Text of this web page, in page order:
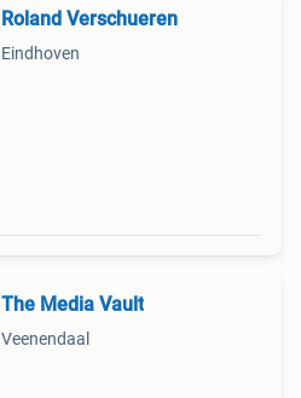
Roland Verschueren
Eindhoven
The Media Vault
Veenendaal